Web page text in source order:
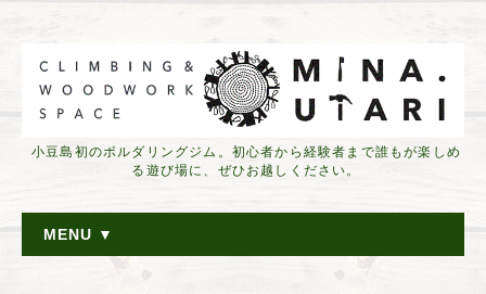
小豆島初のボルダリングジム。初心者から経験者まで誰もが楽しめ
る遊び場に、ぜひお越しください。
MENU ▼